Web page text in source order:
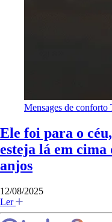
Mensages de conforto
Ele foi para o
esteja lá em cima
anjos
12/08/2025
Ler